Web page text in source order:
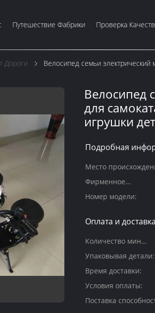
Путешествие Фабрики Проверка
Дороги Велосипед семьи
Велосипед
для
игрушки
Подробная
Место
Фирменное
наименование:
Номер модели:
Оплата и
Количество мин
заказа:
Упаковывая детали:
Время доставки:
Условия оплаты:
Поставка